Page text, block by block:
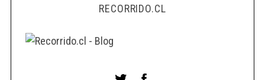
RECORRIDO.CL